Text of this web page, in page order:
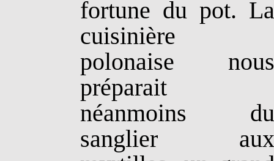
fortune du pot.
cuisinière
polonaise
préparait
néanmoins
sanglier